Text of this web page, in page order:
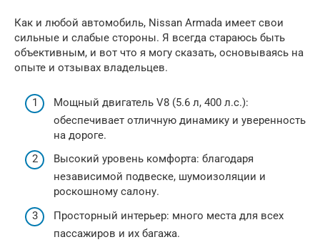
Как и любой автомобиль, Nissan Armada имеет свои
сильные и слабые стороны. Я всегда стараюсь быть
объективным, и вот что я могу сказать, основываясь на
опыте и отзывах владельцев.
Мощный двигатель V8 (5.6 л, 400 л.с.):
обеспечивает отличную динамику и уверенность
на дороге.
Высокий уровень комфорта: благодаря
независимой подвеске, шумоизоляции и
роскошному салону.
Просторный интерьер: много места для всех
пассажиров и их багажа.